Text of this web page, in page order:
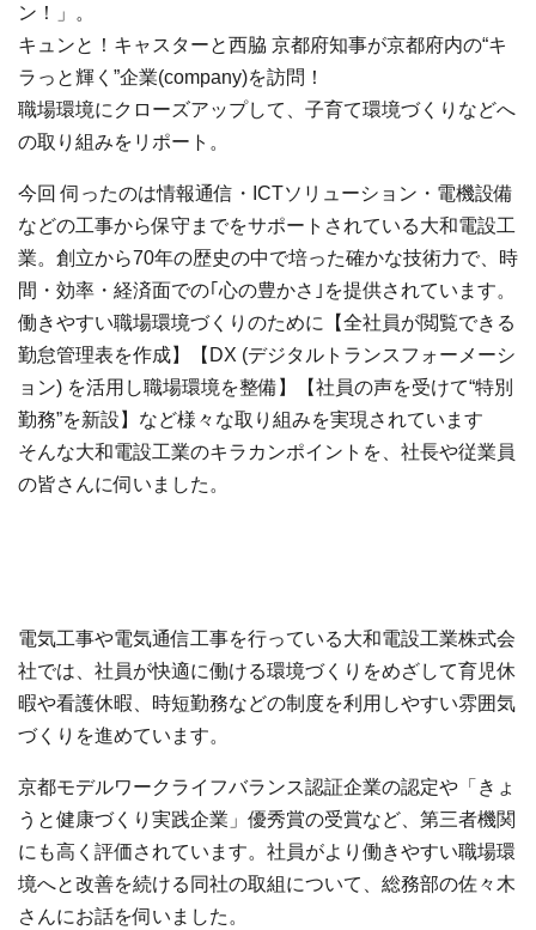
ン！」。
キュンと！キャスターと西脇 京都府知事が京都府内の“キ
ラっと輝く”企業(company)を訪問！
職場環境にクローズアップして、子育て環境づくりなどへ
の取り組みをリポート。
今回 伺ったのは情報通信・ICTソリューション・電機設備
などの工事から保守までをサポートされている大和電設工
業。創立から70年の歴史の中で培った確かな技術力で、時
間・効率・経済面での｢心の豊かさ｣を提供されています。
働きやすい職場環境づくりのために【全社員が閲覧できる
勤怠管理表を作成】【DX (デジタルトランスフォーメーシ
ョン) を活用し職場環境を整備】【社員の声を受けて“特別
勤務”を新設】など様々な取り組みを実現されています
そんな大和電設工業のキラカンポイントを、社長や従業員
の皆さんに伺いました。
電気⼯事や電気通信⼯事を⾏っている⼤和電設⼯業株式会
社では、社員が快適に働ける環境づくりをめざして育児休
暇や看護休暇、時短勤務などの制度を利⽤しやすい雰囲気
づくりを進めています。
京都モデルワークライフバランス認証企業の認定や「きょ
うと健康づくり実践企業」優秀賞の受賞など、第三者機関
にも⾼く評価されています。社員がより働きやすい職場環
境へと改善を続ける同社の取組について、総務部の佐々⽊
さんにお話を伺いました。